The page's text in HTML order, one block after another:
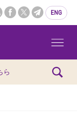
ENG
ら